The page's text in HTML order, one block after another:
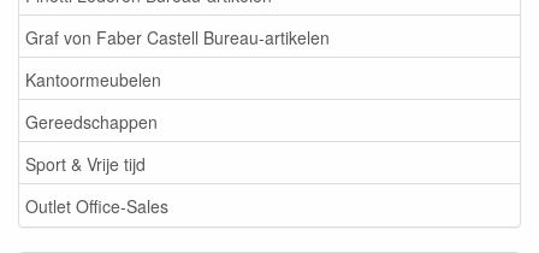
Graf von Faber Castell Bureau-artikelen
Kantoormeubelen
Gereedschappen
Sport & Vrije tijd
Outlet Office-Sales